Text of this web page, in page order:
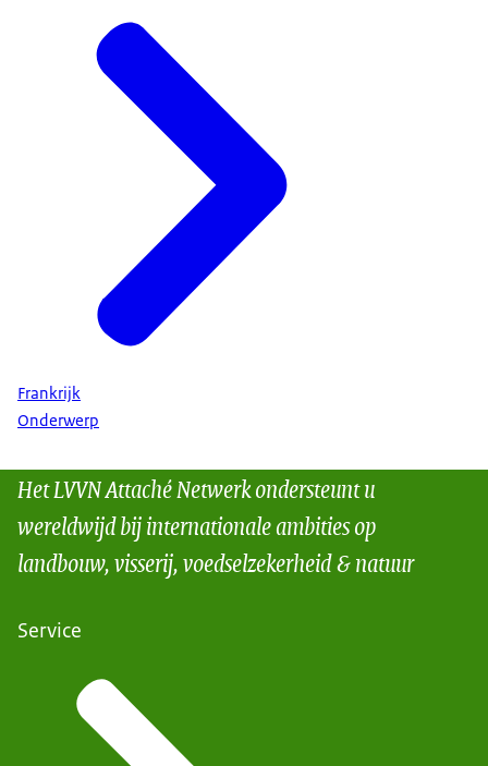
Frankrijk
Onderwerp
Het LVVN Attaché Netwerk ondersteunt u
wereldwijd bij internationale ambities op
landbouw, visserij, voedselzekerheid & natuur
Service